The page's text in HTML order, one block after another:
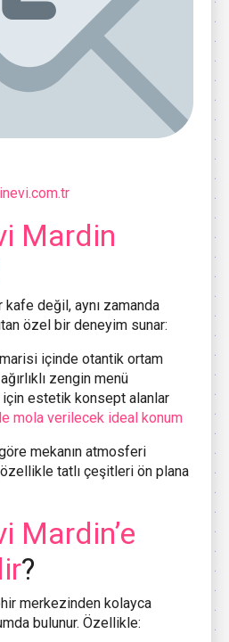
Mardin
kafe değil, aynı zamanda
özel bir deneyim sunar:
içinde otantik ortam
zengin menü
estetik konsept alanlar
mola verilecek ideal konum
mekanın atmosferi
tatlı çeşitleri ön plana
Mardin’e
?
merkezinden kolayca
bulunur. Özellikle: